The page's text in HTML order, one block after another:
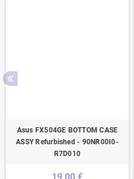
Asus FX504GE BOTTOM CASE
ASSY Refurbished - 90NR00I0-
R7D010